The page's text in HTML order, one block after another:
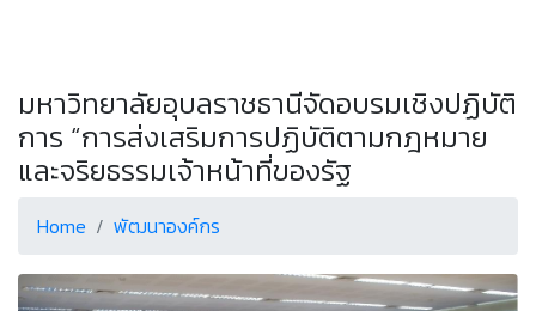
มหาวิทยาลัยอุบลราชธานีจัดอบรมเชิงปฏิบัติ
การ “การส่งเสริมการปฏิบัติตามกฎหมาย
และจริยธรรมเจ้าหน้าที่ของรัฐ
Home พัฒนาองค์กร